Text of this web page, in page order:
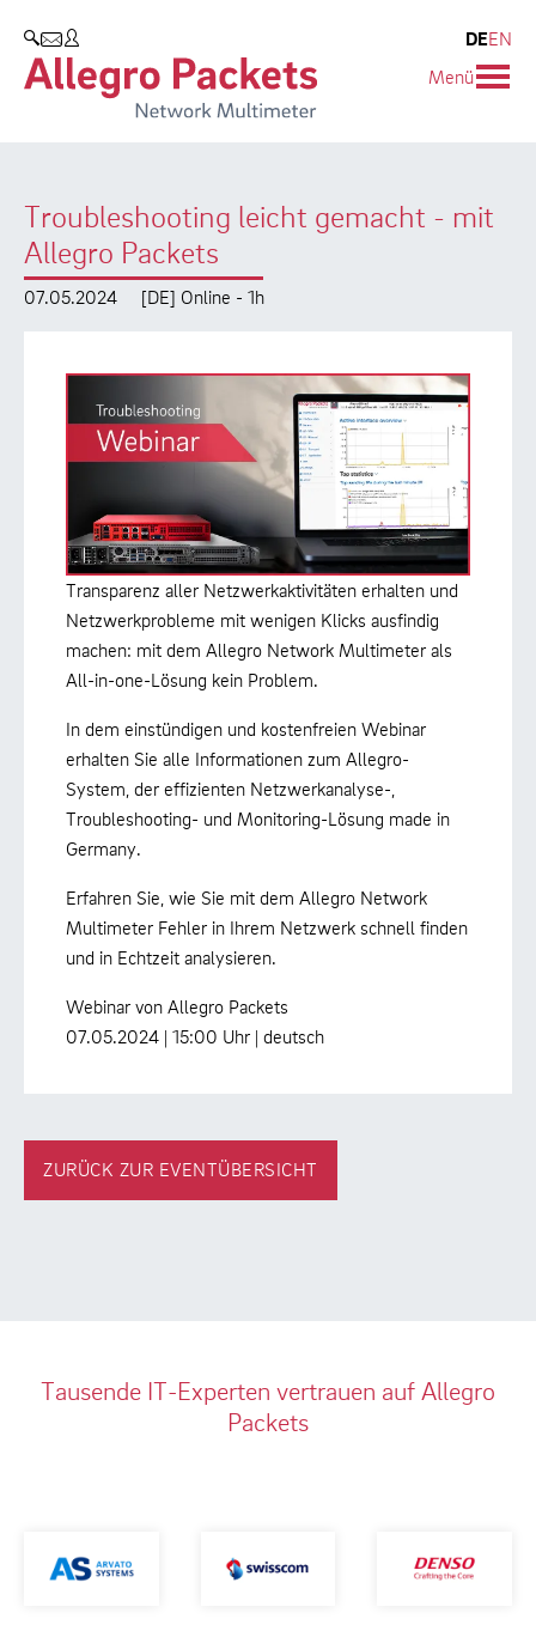
SUCHEN
DEEN
Menü
Troubleshooting leicht gemacht - mit
Allegro Packets
07.05.2024 [DE] Online - 1h
Transparenz aller Netzwerkaktivitäten erhalten und
Netzwerkprobleme mit wenigen Klicks ausfindig
machen: mit dem Allegro Network Multimeter als
All-in-one-Lösung kein Problem.
In dem einstündigen und kostenfreien Webinar
erhalten Sie alle Informationen zum Allegro-
System, der effizienten Netzwerkanalyse-,
Troubleshooting- und Monitoring-Lösung made in
Germany.
Erfahren Sie, wie Sie mit dem Allegro Network
Multimeter Fehler in Ihrem Netzwerk schnell finden
und in Echtzeit analysieren.
Webinar von Allegro Packets
07.05.2024 | 15:00 Uhr | deutsch
ZURÜCK ZUR EVENTÜBERSICHT
Tausende IT-Experten vertrauen auf Allegro
Packets
Allegro Network Multimeter
Produktübersicht
Use Cases
Whitepaper
Case Studies
Produkt-Handbuch
Unternehmen
Partner
Umweltschutz